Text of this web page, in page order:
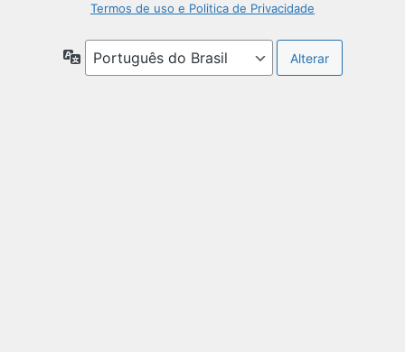
Termos de uso e Politica de Privacidade
Idioma